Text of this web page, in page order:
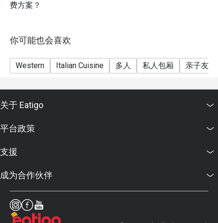
费方案？
你可能也会喜欢
Western Italian Cuisine 多人 私人包厢 亲子友善
关于 Eatigo
平台政策
支援
成为合作伙伴